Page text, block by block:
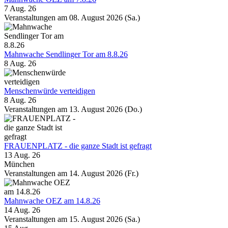
7 Aug. 26
Veranstaltungen am 08. August 2026 (Sa.)
Mahnwache Sendlinger Tor am 8.8.26
8 Aug. 26
Menschenwürde verteidigen
8 Aug. 26
Veranstaltungen am 13. August 2026 (Do.)
FRAUENPLATZ - die ganze Stadt ist gefragt
13 Aug. 26
München
Veranstaltungen am 14. August 2026 (Fr.)
Mahnwache OEZ am 14.8.26
14 Aug. 26
Veranstaltungen am 15. August 2026 (Sa.)